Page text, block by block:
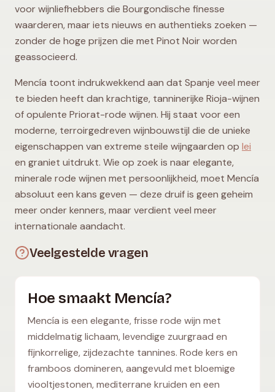
voor wijnliefhebbers die Bourgondische finesse
waarderen, maar iets nieuws en authentieks zoeken —
zonder de hoge prijzen die met Pinot Noir worden
geassocieerd.
Mencía toont indrukwekkend aan dat Spanje veel meer
te bieden heeft dan krachtige, tanninerijke Rioja-wijnen
of opulente Priorat-rode wijnen. Hij staat voor een
moderne, terroirgedreven wijnbouwstijl die de unieke
eigenschappen van extreme steile wijngaarden op lei
en graniet uitdrukt. Wie op zoek is naar elegante,
minerale rode wijnen met persoonlijkheid, moet Mencía
absoluut een kans geven — deze druif is geen geheim
meer onder kenners, maar verdient veel meer
internationale aandacht.
Veelgestelde vragen
Hoe smaakt Mencía?
Mencía is een elegante, frisse rode wijn met
middelmatig lichaam, levendige zuurgraad en
fijnkorrelige, zijdezachte tannines. Rode kers en
framboos domineren, aangevuld met bloemige
viooltjestonen, mediterrane kruiden en een